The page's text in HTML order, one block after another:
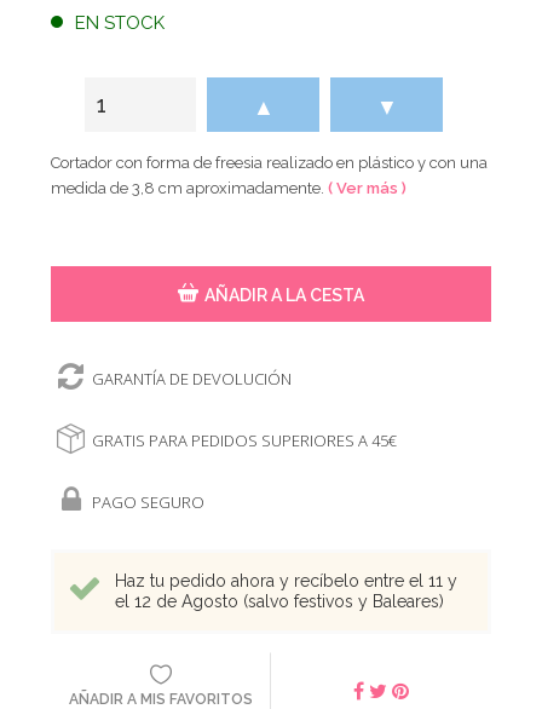
EN STOCK
▲ ▼
Cortador con forma de freesia realizado en plástico y con una
medida de 3,8 cm aproximadamente.( Ver más )
AÑADIR A LA CESTA
GARANTÍA DE DEVOLUCIÓN
GRATIS PARA PEDIDOS SUPERIORES A 45€
PAGO SEGURO
Haz tu pedido ahora y recíbelo entre el 11 y
el 12 de Agosto (salvo festivos y Baleares)
AÑADIR A MIS FAVORITOS